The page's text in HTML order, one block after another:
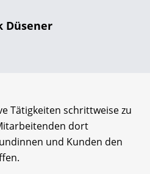
Düsener
Tätigkeiten schrittweise zu
dort
und Kunden den